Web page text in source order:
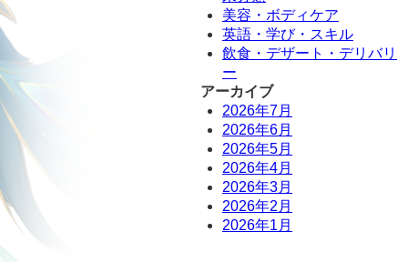
美容・ボディケア
英語・学び・スキル
飲食・デザート・デリバリ
ー
アーカイブ
2026年7月
2026年6月
2026年5月
2026年4月
2026年3月
2026年2月
2026年1月